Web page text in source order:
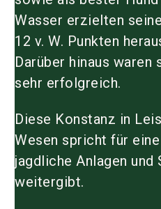
Wasser erzielten
12 v. W. Punkten
Darüber hinaus waren
sehr erfolgreich.
Diese Konstanz in
Wesen spricht für
jagdliche Anlagen
weitergibt.